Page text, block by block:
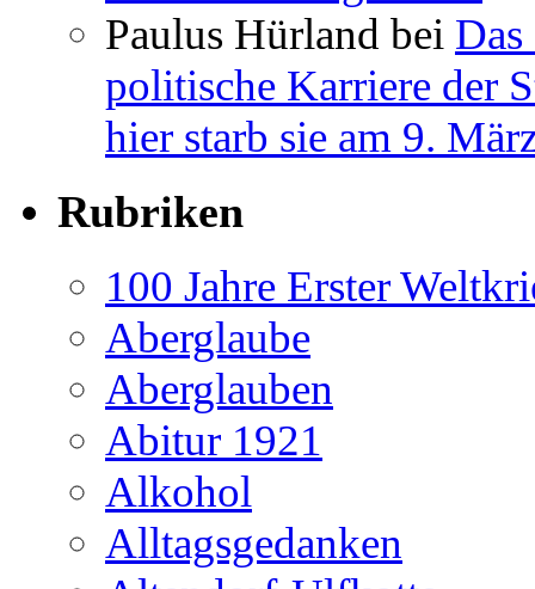
Paulus Hürland bei
politische Karriere der
hier starb sie am 9.
Rubriken
100 Jahre Erster
Aberglaube
Aberglauben
Abitur 1921
Alkohol
Alltagsgedanken